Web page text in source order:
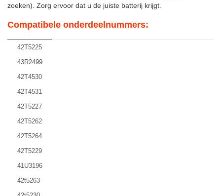
zoeken). Zorg ervoor dat u de juiste batterij krijgt.
Compatibele onderdeelnummers:
42T5225
43R2499
42T4530
42T4531
42T5227
42T5262
42T5264
42T5229
41U3196
42t5263